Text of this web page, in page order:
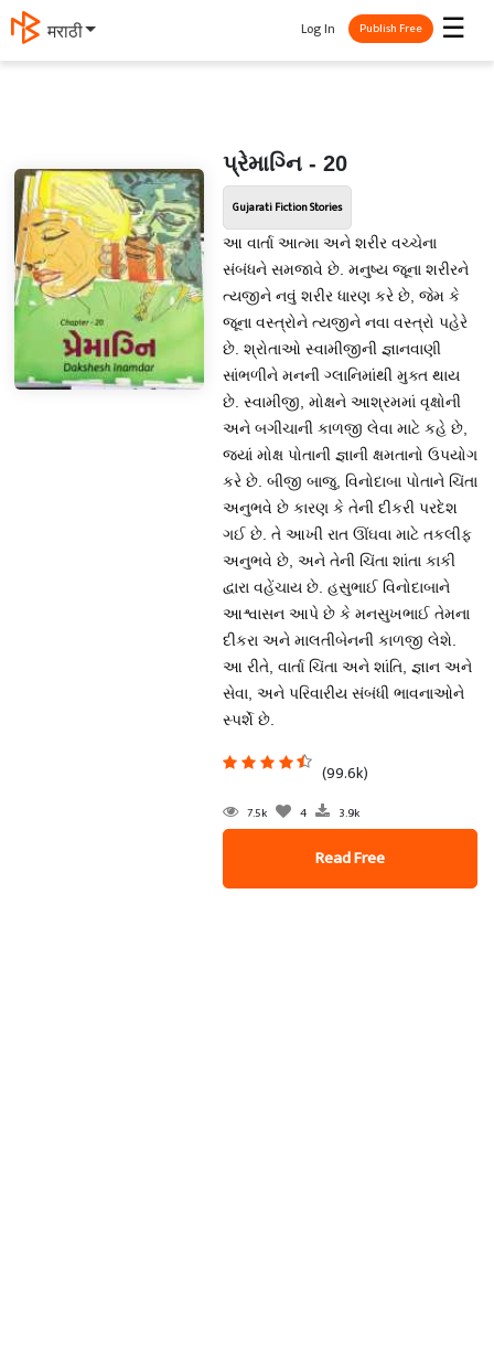
मराठी ☰
Log In Publish Free
પ્રેમાગ્નિ - 20
Gujarati Fiction Stories
આ વાર્તા આત્મા અને શરીર વચ્ચેના
સંબંધને સમજાવે છે. મનુષ્ય જૂના શરીરને
ત્યજીને નવું શરીર ધારણ કરે છે, જેમ કે
જૂના વસ્ત્રોને ત્યજીને નવા વસ્ત્રો પહેરે
છે. શ્રોતાઓ સ્વામીજીની જ્ઞાનવાણી
સાંભળીને મનની ગ્લાનિમાંથી મુક્ત થાય
છે. સ્વામીજી, મોક્ષને આશ્રમમાં વૃક્ષોની
અને બગીચાની કાળજી લેવા માટે કહે છે,
જ્યાં મોક્ષ પોતાની જ્ઞાની ક્ષમતાનો ઉપયોગ
કરે છે. બીજી બાજુ, વિનોદાબા પોતાને ચિંતા
અનુભવે છે કારણ કે તેની દીકરી પરદેશ
ગઈ છે. તે આખી રાત ઊંઘવા માટે તકલીફ
અનુભવે છે, અને તેની ચિંતા શાંતા કાકી
દ્વારા વહેંચાય છે. હસુભાઈ વિનોદાબાને
આશ્વાસન આપે છે કે મનસુખભાઈ તેમના
દીકરા અને માલતીબેનની કાળજી લેશે.
આ રીતે, વાર્તા ચિંતા અને શાંતિ, જ્ઞાન અને
સેવા, અને પરિવારીય સંબંધી ભાવનાઓને
સ્પર્શે છે.
(99.6k)
7.5k 4 3.9k
Read Free